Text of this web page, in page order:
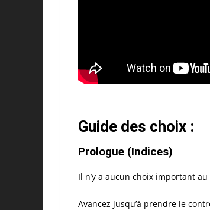
Guide des choix :
Prologue (Indices)
Il n’y a aucun choix important
Avancez jusqu’à prendre le